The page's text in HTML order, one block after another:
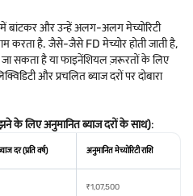
बांटकर और उन्हें अलग-अलग मेच्योरिटी
करता है. जैसे-जैसे FD मेच्योर होती जाती है,
सकता है या फाइनेंशियल ज़रूरतों के लिए
और प्रचलित ब्याज दरों पर दोबारा
के लिए अनुमानित ब्याज दरों के साथ):
दर (प्रति वर्ष) अनुमानित मेच्योरिटी राशि
₹1,07,500